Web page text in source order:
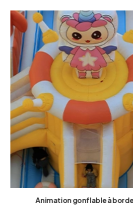
Animation team